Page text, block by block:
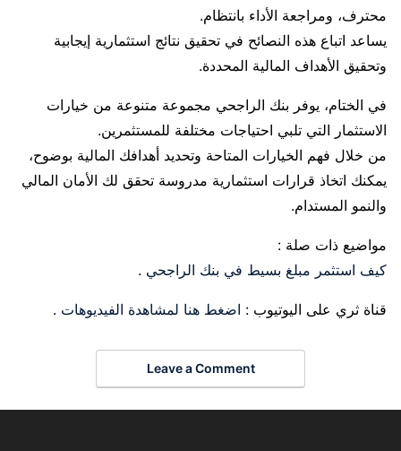
محترف، ومراجعة الأداء بانتظام.
يساعد اتباع هذه النصائح في تحقيق نتائج استثمارية إيجابية
وتحقيق الأهداف المالية المحددة.
في الختام، يوفر بنك الراجحي مجموعة متنوعة من خيارات
الاستثمار التي تلبي احتياجات مختلفة للمستثمرين.
من خلال فهم الخيارات المتاحة وتحديد أهدافك المالية بوضوح،
يمكنك اتخاذ قرارات استثمارية مدروسة تحقق لك الأمان المالي
والنمو المستدام.
مواضيع ذات صلة :
كيف استثمر مبلغ بسيط في بنك الراجحي .
قناة ثري على اليوتيوب : اضغط هنا لمشاهدة الفيديوهات .
Leave a Comment